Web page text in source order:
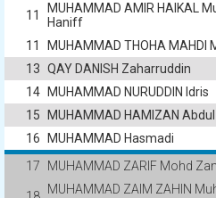
11
MUHAMMAD AMIR HAIKAL
Haniff
11 MUHAMMAD THOHA MAHDI
13 QAY DANISH Zaharruddin
14
MUHAMMAD NURUDDIN Idris
15
MUHAMMAD HAMIZAN
16
MUHAMMAD Hasmadi
17
MUHAMMAD ZARIF Mohd
MUHAMMAD ZAIM ZAHIN